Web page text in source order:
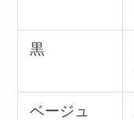
黒
ベージュ